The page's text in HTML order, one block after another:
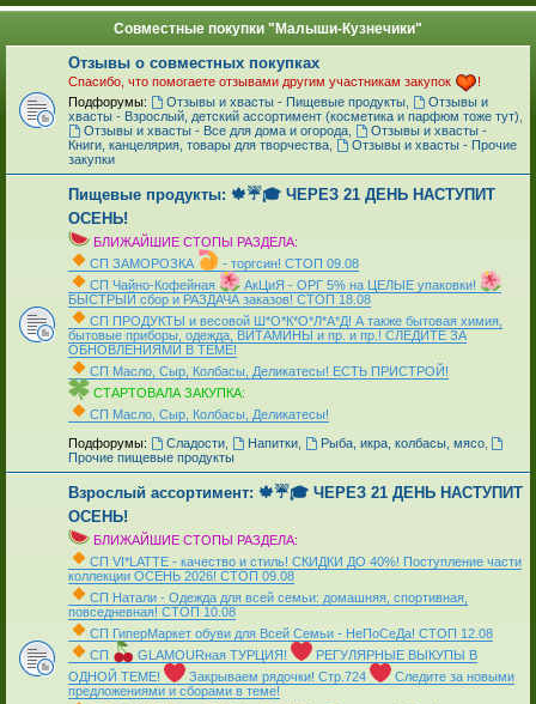
Совместные покупки "Малыши-Кузнечики"
Отзывы о совместных покупках
Спасибо, что помогаете отзывами другим участникам закупок
!
Подфорумы:
Отзывы и хвасты - Пищевые продукты,
Отзывы и
хвасты - Взрослый, детский ассортимент (косметика и парфюм тоже тут)
Отзывы и хвасты - Все для дома и огорода,
Отзывы и хвасты -
Книги, канцелярия, товары для творчества
Отзывы и хвасты - Прочие
закупки
Пищевые продукты: 🍁☔🎓 ЧЕРЕЗ 21 ДЕНЬ НАСТУПИТ
ОСЕНЬ!
БЛИЖАЙШИЕ СТОПЫ РАЗДЕЛА:
СП ЗАМОРОЗКА
- торгсин! СТОП 09.08
СП Чайно-Кофейная
АкЦиЯ - ОРГ 5% на ЦЕЛЫЕ упаковки!
БЫСТРЫЙ сбор и РАЗДАЧА заказов! СТОП 18.08
СП ПРОДУКТЫ и весовой Ш*О*К*О*Л*А*Д! А также бытовая химия,
бытовые приборы, одежда, ВИТАМИНЫ и пр. и пр.! СЛЕДИТЕ ЗА
ОБНОВЛЕНИЯМИ В ТЕМЕ!
СП Масло, Сыр, Колбасы, Деликатесы! ЕСТЬ ПРИСТРОЙ!
СТАРТОВАЛА ЗАКУПКА:
СП Масло, Сыр, Колбасы, Деликатесы!
Подфорумы: Сладости, Напитки, Рыба, икра, колбасы, мясо,
Прочие пищевые продукты
Взрослый ассортимент: 🍁☔🎓 ЧЕРЕЗ 21 ДЕНЬ НАСТУПИТ
ОСЕНЬ!
БЛИЖАЙШИЕ СТОПЫ РАЗДЕЛА:
СП VI*LATTE - качество и стиль! СКИДКИ ДО 40%! Поступление части
коллекции ОСЕНЬ 2026! СТОП 09.08
СП Натали - Одежда для всей семьи: домашняя, спортивная,
повседневная! СТОП 10.08
СП ГиперМаркет обуви для Всей Семьи - НеПоСеДа! СТОП 12.08
СП
GLAMOURная ТУРЦИЯ!
РЕГУЛЯРНЫЕ ВЫКУПЫ В
ОДНОЙ ТЕМЕ!
Закрываем рядочки! Стр.724
Следите за новыми
предложениями и сборами в теме!